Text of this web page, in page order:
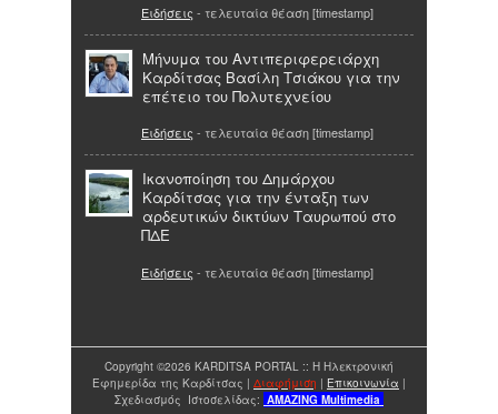
Ειδήσεις - τελευταία θέαση [timestamp]
Μήνυμα του Αντιπεριφερειάρχη
Καρδίτσας Βασίλη Τσιάκου για την
επέτειο του Πολυτεχνείου
Ειδήσεις - τελευταία θέαση [timestamp]
Ικανοποίηση του Δημάρχου
Καρδίτσας για την ένταξη των
αρδευτικών δικτύων Ταυρωπού στο
ΠΔΕ
Ειδήσεις - τελευταία θέαση [timestamp]
Copyright ©2026 KARDITSA PORTAL :: Η Ηλεκτρονική
Εφημερίδα της Καρδίτσας | Διαφήμιση | Επικοινωνία |
Σχεδιασμός Ιστοσελίδας: AMAZING Multimedia